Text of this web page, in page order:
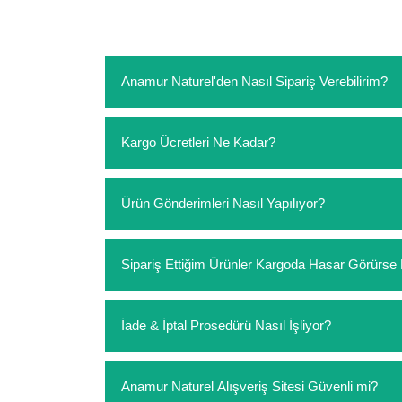
Anamur Naturel'den Nasıl Sipariş Verebilirim?
sipariş verebilirsiniz. Sitemizden vereceğiniz
ödeme yoktur.
Kargo Ücretleri Ne Kadar?
siparişlerinizde sepetinizdeki ürünleri
Ürün Gönderimleri Nasıl Yapılıyor?
Sipariş Ettiğim Ürünler Kargoda Hasar
hasar görmüş ise hemen bizimle iletişime
İade & İptal Prosedürü Nasıl İşliyor?
değişim istediğiniz ürünleri kullanmayınız.
Anamur Naturel Alışveriş Sitesi Güvenli mi?